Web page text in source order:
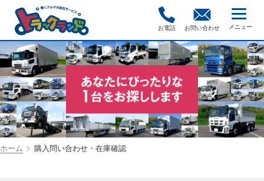
お電話 お問い合わせ
ホーム 購入問い合わせ・在庫確認